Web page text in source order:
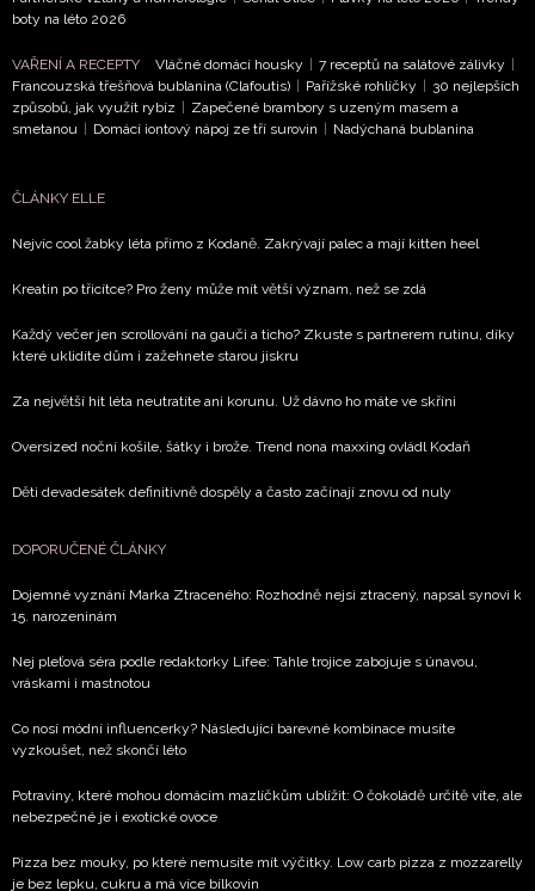
informace od našich partnerů? Pokud souhlasíte se
zpracováním údajů k tomuto účelu podle
soukromí BurdaMedia Extra s.r.o. , zaškrtněte toto pole.
boty na léto 2026
VAŘENÍ A RECEPTY Vláčné domácí housky 7 receptů na salátové zálivky
Francouzská třešňová bublanina (Clafoutis)
Pařížské rohlíčky
30 nejlepších
způsobů, jak využít rybíz
Zapečené brambory s uzeným masem a
smetanou
Domácí iontový nápoj ze tří surovin Nadýchaná bublanina
ČLÁNKY ELLE
Nejvíc cool žabky léta přímo z Kodaně. Zakrývají palec a mají kitten heel
Kreatin po třicítce? Pro ženy může mít větší význam, než se zdá
Každý večer jen scrollování na gauči a ticho? Zkuste s partnerem rutinu, díky
které uklidíte dům i zažehnete starou jiskru
Za největší hit léta neutratíte ani korunu. Už dávno ho máte ve skříni
Oversized noční košile, šátky i brože. Trend nona maxxing ovládl Kodaň
Děti devadesátek definitivně dospěly a často začínají znovu od nuly
DOPORUČENÉ ČLÁNKY
Dojemné vyznání Marka Ztraceného: Rozhodně nejsi ztracený, napsal synovi k
15. narozeninám
Nej pleťová séra podle redaktorky Lifee: Tahle trojice zabojuje s únavou,
vráskami i mastnotou
Co nosí módní influencerky? Následující barevné kombinace musíte
vyzkoušet, než skončí léto
Potraviny, které mohou domácím mazlíčkům ublížit: O čokoládě určitě víte, ale
nebezpečné je i exotické ovoce
Pizza bez mouky, po které nemusíte mít výčitky. Low carb pizza z mozzarelly
je bez lepku, cukru a má více bílkovin